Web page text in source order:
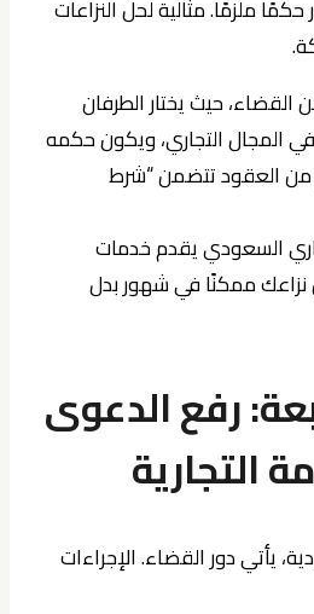
ملزمًا. مثالية لحل النزاعات
القضاء، حيث يختار الطرفان
المجال التجاري، ويكون حكمه
من العقود تتضمن “شرط
السعودي يقدم خدمات
ممكنًا في شهور بدل
رفع الدعوى
التجارية
يأتي دور القضاء. الإجراءات